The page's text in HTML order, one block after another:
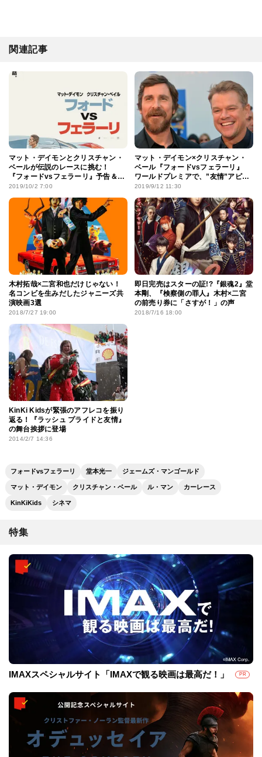
関連記事
マット・デイモンとクリスチャン・
ベールが伝説のレースに挑む！
『フォードvsフェラーリ』予告＆ポ
スター
2019/10/2 7:00
マット・デイモン×クリスチャン・
ベール『フォードvsフェラーリ』
ワールドプレミアで、”友情”アピー
ル
2019/9/12 11:30
木村拓哉×二宮和也だけじゃない！
名コンビを生みだしたジャニーズ共
演映画3選
2018/7/27 19:00
即日完売はスターの証!?『銀魂2』堂
本剛、『検察側の罪人』木村×二宮
の前売り券に「さすが！」の声
2018/7/16 18:00
KinKi Kidsが緊張のアフレコを振り
返る！『ラッシュ プライドと友情』
の舞台挨拶に登場
2014/2/7 14:36
フォードvsフェラーリ 堂本光一 ジェームズ・マンゴールド
マット・デイモン クリスチャン・ベール ル・マン カーレース
KinKiKids シネマ
特集
IMAXスペシャルサイト「IMAXで観る映画は最高だ！」 PR